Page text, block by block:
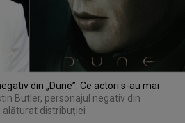
din „Dune”. Ce actori s-au mai
Butler, personajul negativ din
alăturat distribuției